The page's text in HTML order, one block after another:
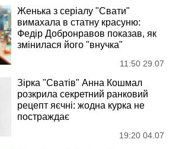
Женька з серіалу "Свати"
вимахала в статну красуню:
Федір Добронравов показав, як
змінилася його "внучка"
11:50 29.07
Зірка "Сватів" Анна Кошмал
розкрила секретний ранковий
рецепт яєчні: жодна курка не
постраждає
19:20 04.07